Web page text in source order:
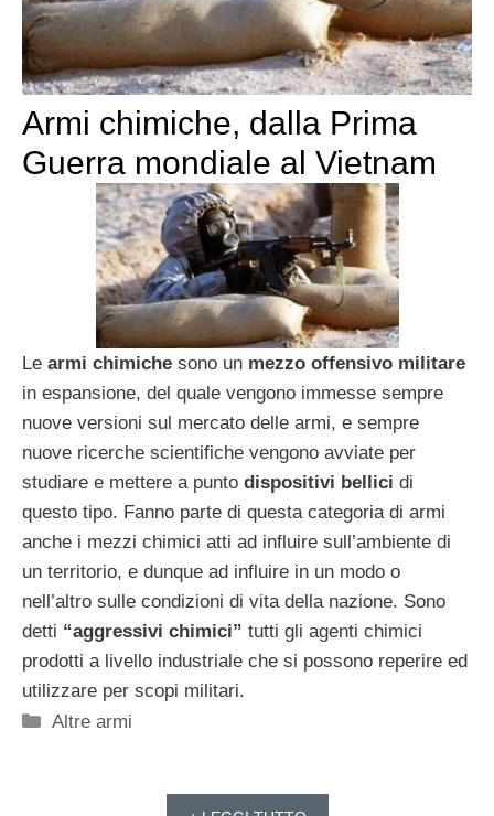
Armi chimiche, dalla Prima
Guerra mondiale al Vietnam
Le armi chimiche sono un mezzo offensivo militare
in espansione, del quale vengono immesse sempre
nuove versioni sul mercato delle armi, e sempre
nuove ricerche scientifiche vengono avviate per
studiare e mettere a punto dispositivi bellici di
questo tipo. Fanno parte di questa categoria di armi
anche i mezzi chimici atti ad influire sull’ambiente di
un territorio, e dunque ad influire in un modo o
nell’altro sulle condizioni di vita della nazione. Sono
detti “aggressivi chimici” tutti gli agenti chimici
prodotti a livello industriale che si possono reperire ed
utilizzare per scopi militari.
Categorie
Altre armi